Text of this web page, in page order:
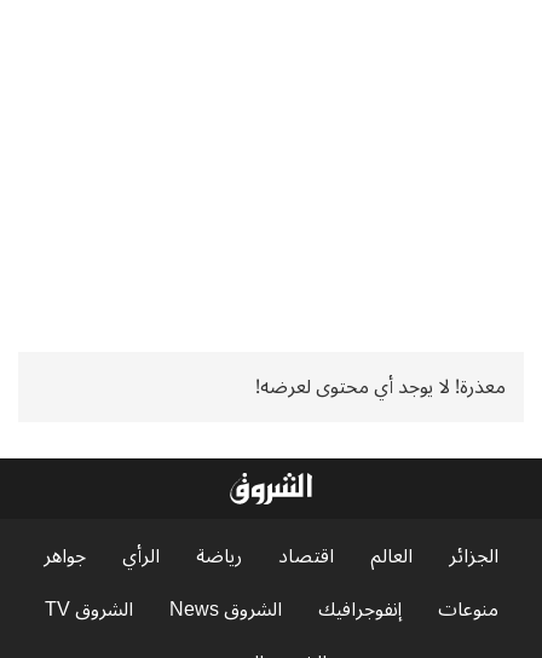
معذرة! لا يوجد أي محتوى لعرضه!
الجزائر العالم اقتصاد رياضة الرأي
جواهر
منوعات
إنفوجرافيك الشروق News
الشروق TV